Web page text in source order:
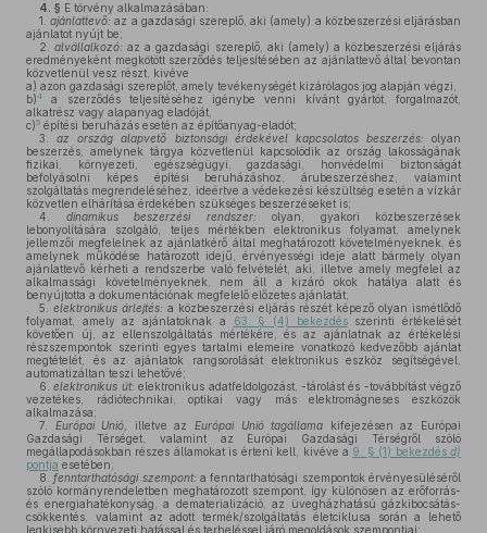
4. § E törvény alkalmazásában:
1.
ajánlattevő: az a gazdasági szereplő, aki (amely) a közbeszerzési eljárásban
ajánlatot nyújt be;
2.
alvállalkozó: az a gazdasági szereplő, aki (amely) a közbeszerzési eljárás
eredményeként megkötött szerződés teljesítésében az ajánlattevő által bevontan
közvetlenül vesz részt, kivéve
a) azon gazdasági szereplőt, amely tevékenységét kizárólagos jog alapján végzi,
b)4
a szerződés teljesítéséhez igénybe venni kívánt gyártót, forgalmazót,
alkatrész vagy alapanyag eladóját,
c)5 építési beruházás esetén az építőanyag-eladót;
3.
az ország alapvető biztonsági érdekével kapcsolatos beszerzés: olyan
beszerzés, amelynek tárgya közvetlenül kapcsolódik az ország lakosságának
fizikai, környezeti, egészségügyi, gazdasági, honvédelmi biztonságát
befolyásolni képes építési beruházáshoz, árubeszerzéshez, valamint
szolgáltatás megrendeléséhez, ideértve a védekezési készültség esetén a vízkár
közvetlen elhárítása érdekében szükséges beszerzéseket is;
4.
dinamikus beszerzési rendszer: olyan, gyakori közbeszerzések
lebonyolítására szolgáló, teljes mértékben elektronikus folyamat, amelynek
jellemzői megfelelnek az ajánlatkérő által meghatározott követelményeknek, és
amelynek működése határozott idejű, érvényességi ideje alatt bármely olyan
ajánlattevő kérheti a rendszerbe való felvételét, aki, illetve amely megfelel az
alkalmassági követelményeknek, nem áll a kizáró okok hatálya alatt és
benyújtotta a dokumentációnak megfelelő előzetes ajánlatát;
5.
elektronikus árlejtés: a közbeszerzési eljárás részét képező olyan ismétlődő
folyamat, amely az ajánlatoknak a
63. § (4) bekezdésszerinti értékelését
követően új, az ellenszolgáltatás mértékére, és az ajánlatnak az értékelési
részszempontok szerinti egyes tartalmi elemeire vonatkozó kedvezőbb ajánlat
megtételét, és az ajánlatok rangsorolását elektronikus eszköz segítségével,
automatizáltan teszi lehetővé;
6.
elektronikus út:elektronikus adatfeldolgozást, -tárolást és -továbbítást végző
vezetékes, rádiótechnikai, optikai vagy más elektromágneses eszközök
alkalmazása;
7.
Európai Unió, illetve azEurópai Unió tagállama kifejezésen az Európai
Gazdasági Térséget, valamint az Európai Gazdasági Térségről szóló
megállapodásokban részes államokat is érteni kell, kivéve a 9. § (1) bekezdésd)
pontja esetében;
8.
fenntarthatósági szempont: a fenntarthatósági szempontok érvényesüléséről
szóló kormányrendeletben meghatározott szempont, így különösen az erőforrás-
és energiahatékonyság, a dematerializáció, az üvegházhatású gázkibocsátás-
csökkentés, valamint az adott termék/szolgáltatás életciklusa során a lehető
legkisebb környezeti hatással és terheléssel járó megoldások szempontjai;